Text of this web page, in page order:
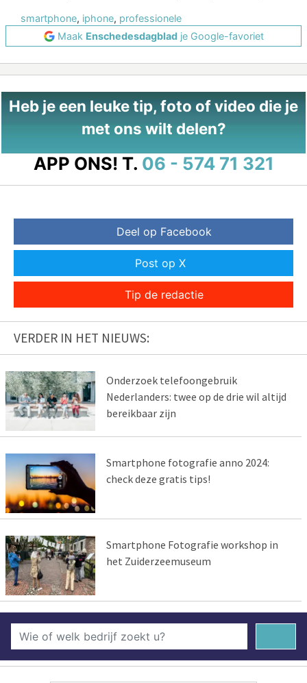
smartphone, iphone, professionele
Maak Enschedesdagbladje Google-favoriet
Heb je een leuke tip, foto of video die je
met ons wilt delen?
APP ONS! T. 06 - 574 71 321
Deel op Facebook
Post op X
Tip de redactie
VERDER IN HET NIEUWS:
Onderzoek telefoongebruik
Nederlanders: twee op de drie wil altijd
bereikbaar zijn
Smartphone fotografie anno 2024:
check deze gratis tips!
Smartphone Fotografie workshop in
het Zuiderzeemuseum